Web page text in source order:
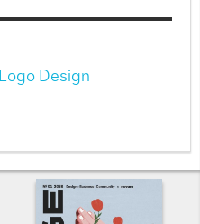
Logo Design